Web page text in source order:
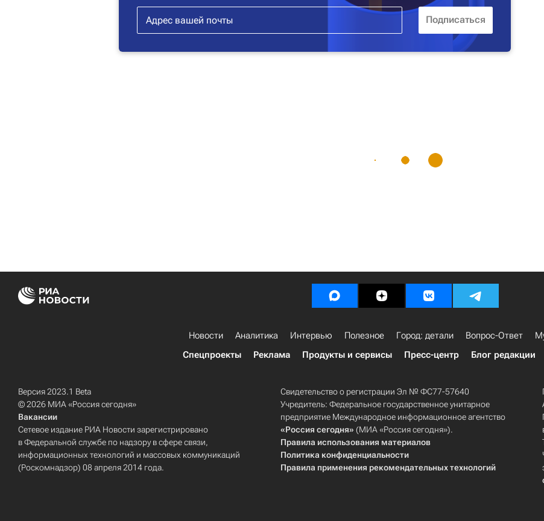
Новости Аналитика Интервью Полезное Город: детали Вопрос-Ответ
Спецпроекты
Реклама Продукты и сервисы Пресс-центр Блог редакции
Версия 2023.1 Beta
© 2026 МИА «Россия сегодня»
Вакансии
Сетевое издание РИА Новости зарегистрировано
в Федеральной службе по надзору в сфере связи,
информационных технологий и массовых коммуникаций
(Роскомнадзор) 08 апреля 2014 года.
Свидетельство о регистрации Эл № ФС77-57640
Учредитель: Федеральное государственное унитарное
предприятие Международное информационное агентство
«Россия сегодня» (МИА «Россия сегодня»).
Правила использования материалов
Политика конфиденциальности
Правила применения рекомендательных технологий